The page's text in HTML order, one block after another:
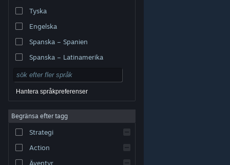
varumärken tillhör respektive ägare i USA och andra
Tillgänglighet
Återbetalningar|
Tyska
Engelska
Spanska – Spanien
Spanska – Latinamerika
Hantera språkpreferenser
Begränsa efter tagg
Strategi
Action
Äventyr